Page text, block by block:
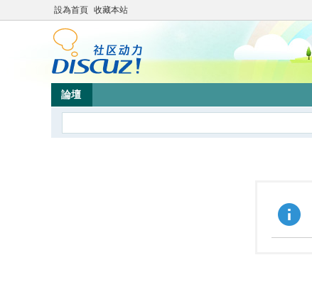
設為首頁 收藏本站
論壇